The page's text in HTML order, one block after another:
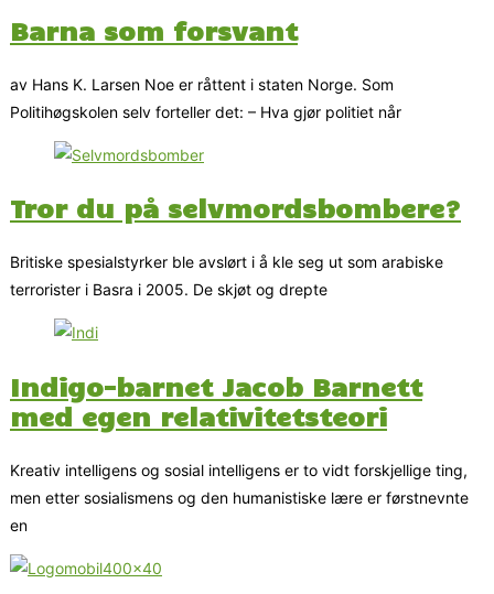
Barna som forsvant
av Hans K. Larsen Noe er råttent i staten Norge. Som
Politihøgskolen selv forteller det: – Hva gjør politiet når
Tror du på selvmordsbombere?
Britiske spesialstyrker ble avslørt i å kle seg ut som arabiske
terrorister i Basra i 2005. De skjøt og drepte
Indigo-barnet Jacob Barnett
med egen relativitetsteori
Kreativ intelligens og sosial intelligens er to vidt forskjellige ting,
men etter sosialismens og den humanistiske lære er førstnevnte
en